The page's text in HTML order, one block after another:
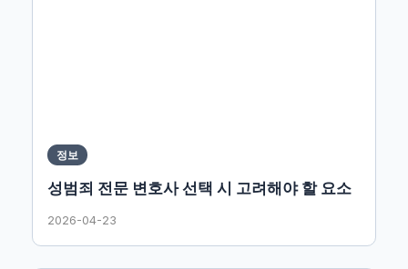
정보
성범죄 전문 변호사 선택 시 고려해야 할 요소
2026-04-23